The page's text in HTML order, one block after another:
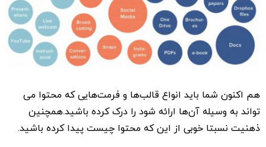
هم اکنون شما باید انواع قالب‌ها و فرمت‌هایی که محتوا می
تواند به وسیله آن‌ها ارائه شود را درک کرده‌ باشید.همچنین
ذهنیت نسبتا خوبی از این که محتوا چیست پیدا کرده باشید.